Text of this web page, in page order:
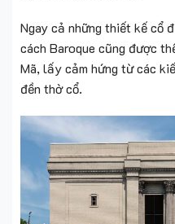
Ngay cả những thiết kế cổ
cách Baroque cũng được
Mã, lấy cảm hứng từ các
đền thờ cổ.